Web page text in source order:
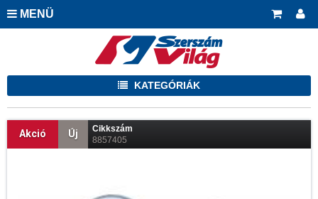
MENÜ
KATEGÓRIÁK
Akció Új
Cikkszám
8857405